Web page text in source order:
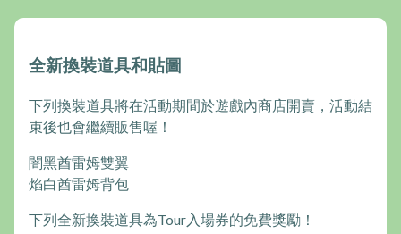
全新換裝道具和貼圖
下列換裝道具將在活動期間於遊戲內商店開賣，活動結
束後也會繼續販售喔！
闇黑酋雷姆雙翼
焰白酋雷姆背包
下列全新換裝道具為Tour入場券的免費獎勵！